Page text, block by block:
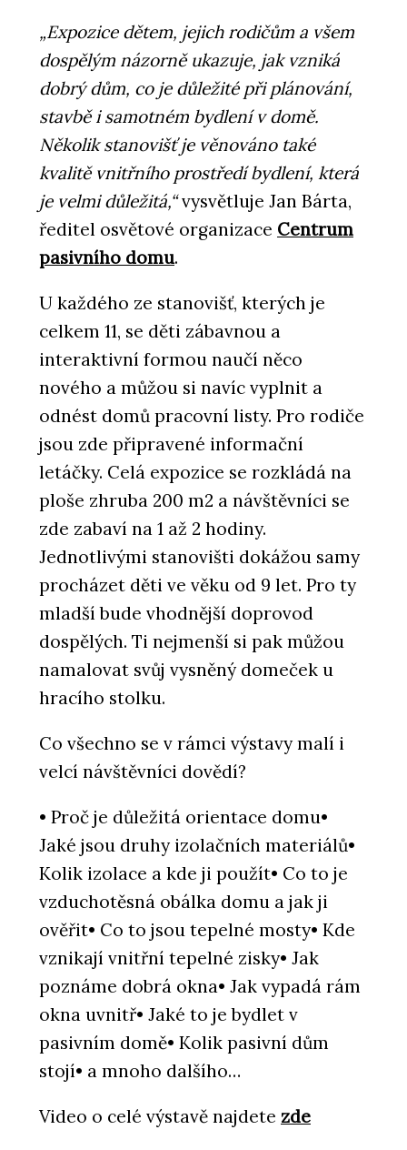
„Expozice dětem, jejich rodičům a všem
dospělým názorně ukazuje, jak vzniká
dobrý dům, co je důležité při plánování,
stavbě i samotném bydlení v domě.
Několik stanovišť je věnováno také
kvalitě vnitřního prostředí bydlení, která
je velmi důležitá,“vysvětluje Jan Bárta,
ředitel osvětové organizace Centrum
pasivního domu.
U každého ze stanovišť, kterých je
celkem 11, se děti zábavnou a
interaktivní formou naučí něco
nového a můžou si navíc vyplnit a
odnést domů pracovní listy. Pro rodiče
jsou zde připravené informační
letáčky. Celá expozice se rozkládá na
ploše zhruba 200 m2 a návštěvníci se
zde zabaví na 1 až 2 hodiny.
Jednotlivými stanovišti dokážou samy
procházet děti ve věku od 9 let. Pro ty
mladší bude vhodnější doprovod
dospělých. Ti nejmenší si pak můžou
namalovat svůj vysněný domeček u
hracího stolku.
Co všechno se v rámci výstavy malí i
velcí návštěvníci dovědí?
• Proč je důležitá orientace domu•
Jaké jsou druhy izolačních materiálů•
Kolik izolace a kde ji použít• Co to je
vzduchotěsná obálka domu a jak ji
ověřit• Co to jsou tepelné mosty• Kde
vznikají vnitřní tepelné zisky• Jak
poznáme dobrá okna• Jak vypadá rám
okna uvnitř• Jaké to je bydlet v
pasivním domě• Kolik pasivní dům
stojí• a mnoho dalšího…
Video o celé výstavě najdete zde